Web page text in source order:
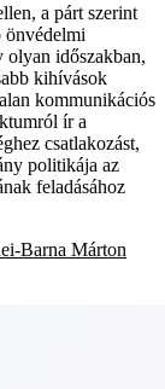
a párt szerint
önvédelmi
olyan időszakban,
kihívások
kommunikációs
ír a
csatlakozást,
politikája az
feladásához
Barna Márton